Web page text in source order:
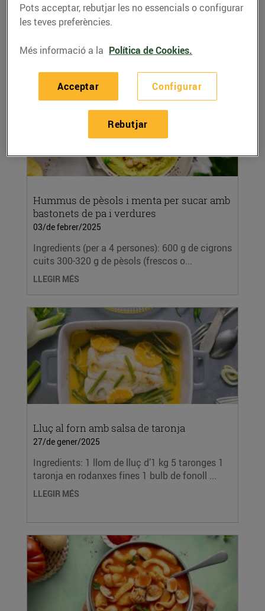
Ingredients (per a 4 persones): 1 làmina de
pasta de full rectangular 150 g de llardons
Hummus de pèsols i menta per sucar amb
bastonets de pa i verdures
03/de febrer/2025
Ingredients (per a 4 persones): 600 g de cigrons
cuits 300-320 g de pèsols (frescos o...
LLEGIR MÉS
Lluç al forn amb salsa de taronja
27/de gener/2025
Ingredients: 1 llom de lluç d’1 kg 5 taronges 1
taronja en rodanxes fines 1 bulb de fonoll ...
LLEGIR MÉS
Pots acceptar, rebutjar les no essencials o configurar
les teves preferències.
Més informació a la Política de Cookies.
Configurar
Rebutjar
Acceptar